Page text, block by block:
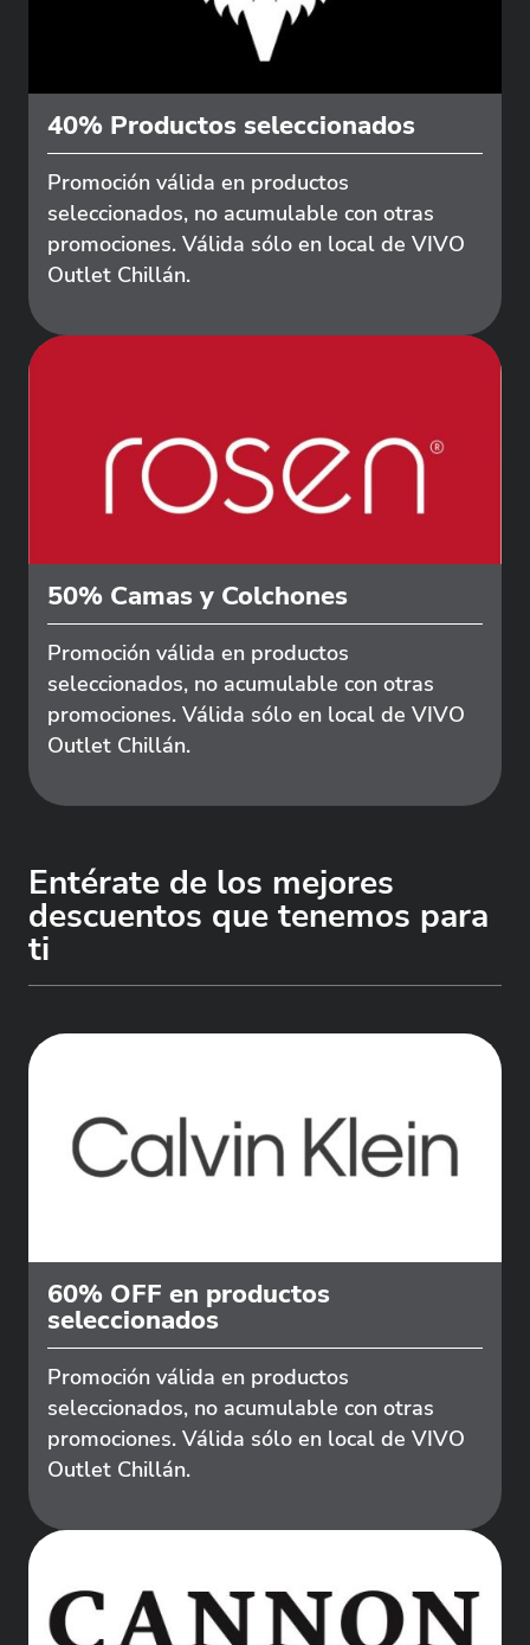
40% Productos seleccionados
Promoción válida en productos
seleccionados, no acumulable con otras
promociones. Válida sólo en local de VIVO
Outlet Chillán.
50% Camas y Colchones
Promoción válida en productos
seleccionados, no acumulable con otras
promociones. Válida sólo en local de VIVO
Outlet Chillán.
Entérate de los mejores
descuentos que tenemos para
ti
60% OFF en productos
seleccionados
Promoción válida en productos
seleccionados, no acumulable con otras
promociones. Válida sólo en local de VIVO
Outlet Chillán.